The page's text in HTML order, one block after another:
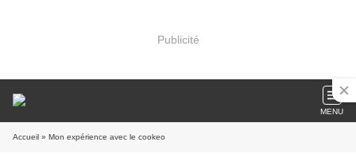
Publicité
MENU
Accueil » Mon expérience avec le cookeo